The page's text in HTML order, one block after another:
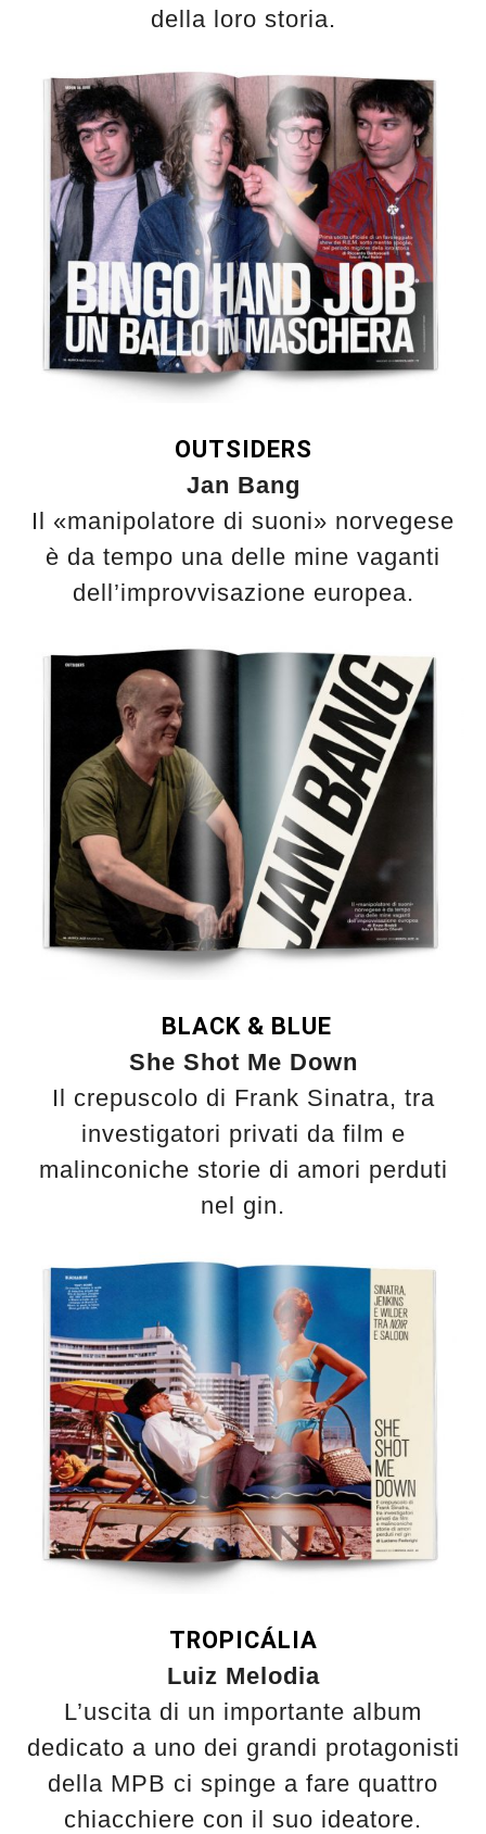
della loro storia.
OUTSIDERS
Jan Bang
Il «manipolatore di suoni» norvegese
è da tempo una delle mine vaganti
dell’improvvisazione europea.
BLACK & BLUE
She Shot Me Down
Il crepuscolo di Frank Sinatra, tra
investigatori privati da film e
malinconiche storie di amori perduti
nel gin.
TROPICÁLIA
Luiz Melodia
L’uscita di un importante album
dedicato a uno dei grandi protagonisti
della MPB ci spinge a fare quattro
chiacchiere con il suo ideatore.